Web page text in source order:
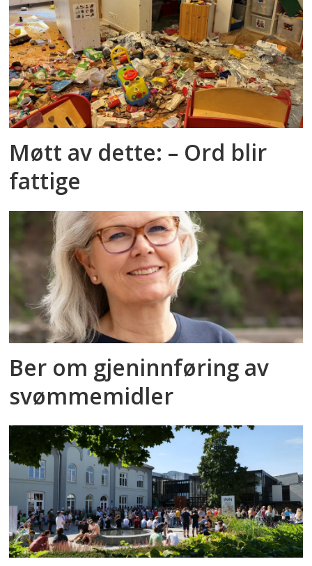
Møtt av dette: – Ord blir
fattige
Ber om gjeninnføring av
svømmemidler